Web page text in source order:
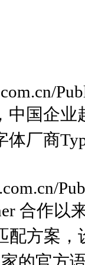
中国企
厂商
合作
配方案